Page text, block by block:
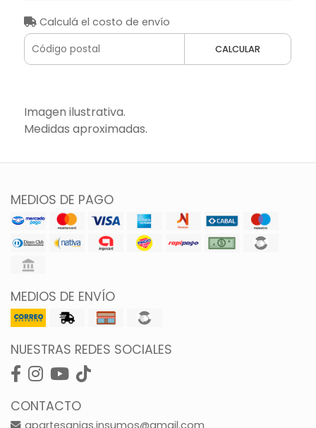
Calculá el costo de envío
CALCULAR
Imagen ilustrativa.
Medidas aproximadas.
MEDIOS DE PAGO
MEDIOS DE ENVÍO
NUESTRAS REDES SOCIALES
CONTACTO
gpartesanias.insumos@gmail.com